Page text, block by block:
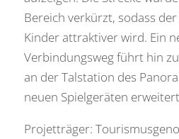
Bereich verkürzt, sodass
Kinder attraktiver wird. Ein
Verbindungsweg führt hin
an der Talstation des
neuen Spielgeräten
Projetträger: